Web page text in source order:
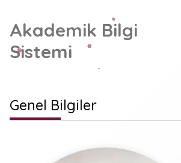
Akademik Bilgi
Sistemi
Genel Bilgiler